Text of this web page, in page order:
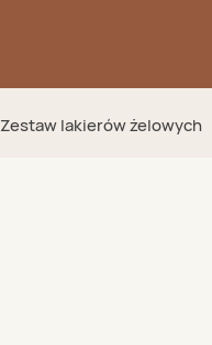
Zestaw lakierów żelowych